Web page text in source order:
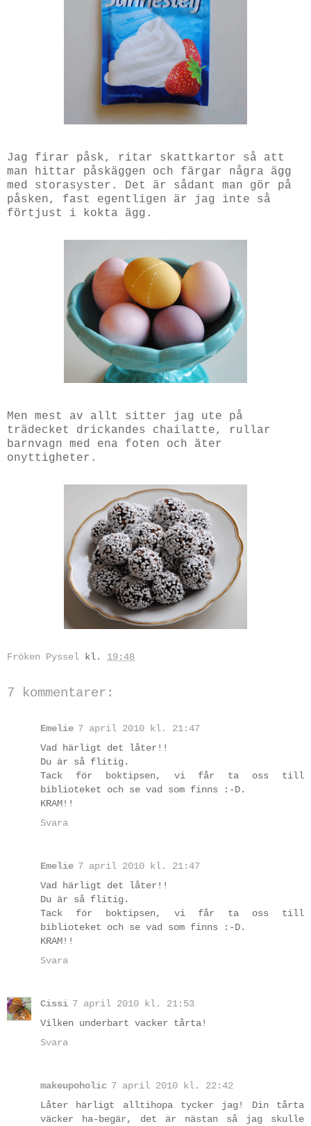
Jag firar påsk, ritar skattkartor så att
man hittar påskäggen och färgar några ägg
med storasyster. Det är sådant man gör på
påsken, fast egentligen är jag inte så
förtjust i kokta ägg.
Men mest av allt sitter jag ute på
trädecket drickandes chailatte, rullar
barnvagn med ena foten och äter
onyttigheter.
Fröken Pyssel kl. 19:48
7 kommentarer:
Emelie 7 april 2010 kl. 21:47
Vad härligt det låter!!
Du är så flitig.
Tack för boktipsen, vi får ta oss till
biblioteket och se vad som finns :-D.
KRAM!!
Svara
Emelie 7 april 2010 kl. 21:47
Vad härligt det låter!!
Du är så flitig.
Tack för boktipsen, vi får ta oss till
biblioteket och se vad som finns :-D.
KRAM!!
Svara
Cissi 7 april 2010 kl. 21:53
Vilken underbart vacker tårta!
Svara
makeupoholic 7 april 2010 kl. 22:42
Låter härligt alltihopa tycker jag! Din tårta
väcker ha-begär, det är nästan så jag skulle